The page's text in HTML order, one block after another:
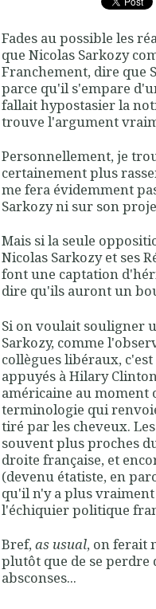
Fades au possible les
que Nicolas Sarkozy
Franchement, dire que
parce qu'il s'empare
fallait hypostasier la
trouve l'argument
Personnellement, je
certainement plus
me fera évidemment
Sarkozy ni sur son
Mais si la seule
Nicolas Sarkozy et ses
font une captation
dire qu'ils auront un
Si on voulait souligner
Sarkozy, comme
collègues libéraux,
appuyés à Hilary
américaine au
terminologie qui
tiré par les cheveux.
souvent plus proches
droite française, et
(devenu étatiste, en
qu'il n'y a plus
l'échiquier politique
Bref,as usual, on ferait
plutôt que de se perdre
absconses...